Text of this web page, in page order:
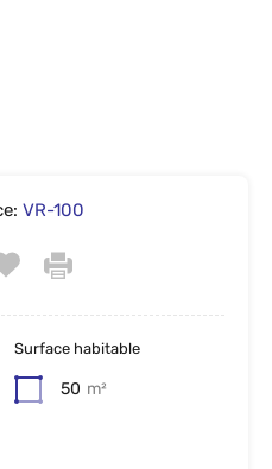
VR-100
Surface habitable
50 m²